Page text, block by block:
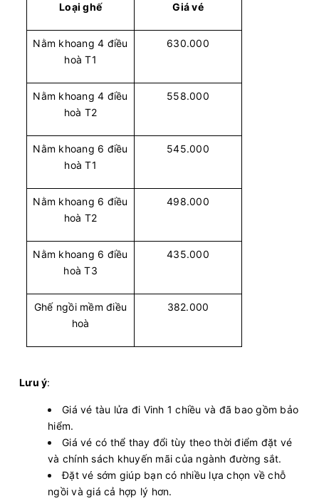
Loại ghế Giá vé
Nằm khoang 4 điều
hoà T1
630.000
Nằm khoang 4 điều
hoà T2
558.000
Nằm khoang 6 điều
hoà T1
545.000
Nằm khoang 6 điều
hoà T2
498.000
Nằm khoang 6 điều
hoà T3
435.000
Ghế ngồi mềm điều
hoà
382.000
Lưu ý:
Giá vé tàu lửa đi Vinh 1 chiều và đã bao gồm bảo
hiểm.
Giá vé có thể thay đổi tùy theo thời điểm đặt vé
và chính sách khuyến mãi của ngành đường sắt.
Đặt vé sớm giúp bạn có nhiều lựa chọn về chỗ
ngồi và giá cả hợp lý hơn.